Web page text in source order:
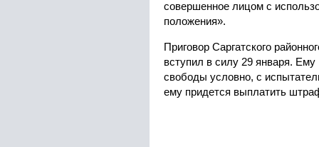
совершенное лицом с
положения».
Приговор Саргатского
вступил в силу 29 января.
свободы условно, с
ему придется выплатить